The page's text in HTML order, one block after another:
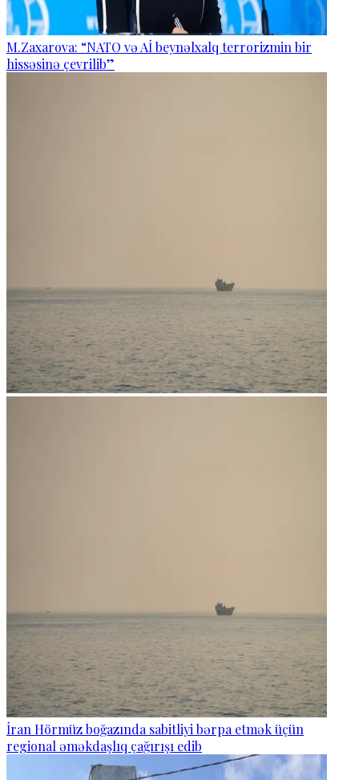
M.Zaxarova: “NATO və Aİ beynəlxalq terrorizmin bir
hissəsinə çevrilib”
İran Hörmüz boğazında sabitliyi bərpa etmək üçün
regional əməkdaşlıq çağırışı edib